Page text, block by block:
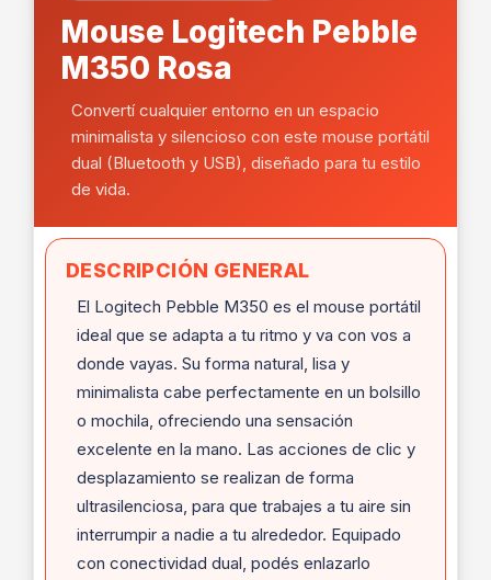
Mouse Logitech Pebble
M350 Rosa
Convertí cualquier entorno en un espacio
minimalista y silencioso con este mouse portátil
dual (Bluetooth y USB), diseñado para tu estilo
de vida.
DESCRIPCIÓN GENERAL
El Logitech Pebble M350 es el mouse portátil
ideal que se adapta a tu ritmo y va con vos a
donde vayas. Su forma natural, lisa y
minimalista cabe perfectamente en un bolsillo
o mochila, ofreciendo una sensación
excelente en la mano. Las acciones de clic y
desplazamiento se realizan de forma
ultrasilenciosa, para que trabajes a tu aire sin
interrumpir a nadie a tu alrededor. Equipado
con conectividad dual, podés enlazarlo